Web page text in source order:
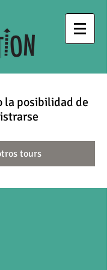
la posibilidad de
tours